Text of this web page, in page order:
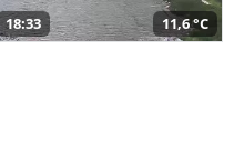
18:33 11,6 °C